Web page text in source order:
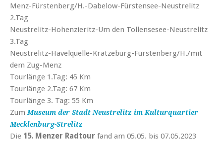
Menz-Fürstenberg/H.-Dabelow-Fürstensee-Neustrelitz
2.Tag
Neustrelitz-Hohenzieritz-Um den Tollensesee-Neustrelitz
3.Tag
Neustrelitz-Havelquelle-Kratzeburg-Fürstenberg/H./mit
dem Zug-Menz
Tourlänge 1.Tag: 45 Km
Tourlänge 2.Tag: 67 Km
Tourlänge 3. Tag: 55 Km
ZumMuseum der Stadt Neustrelitz im Kulturquartier
Mecklenburg-Strelitz
Die 15. Menzer Radtour fand am 05.05. bis 07.05.2023